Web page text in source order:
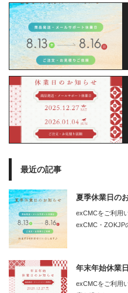
最近の記事
夏季休業日の
exCMCをご利用
exCMC・ZOKJP
年末年始休業
exCMCをご利用